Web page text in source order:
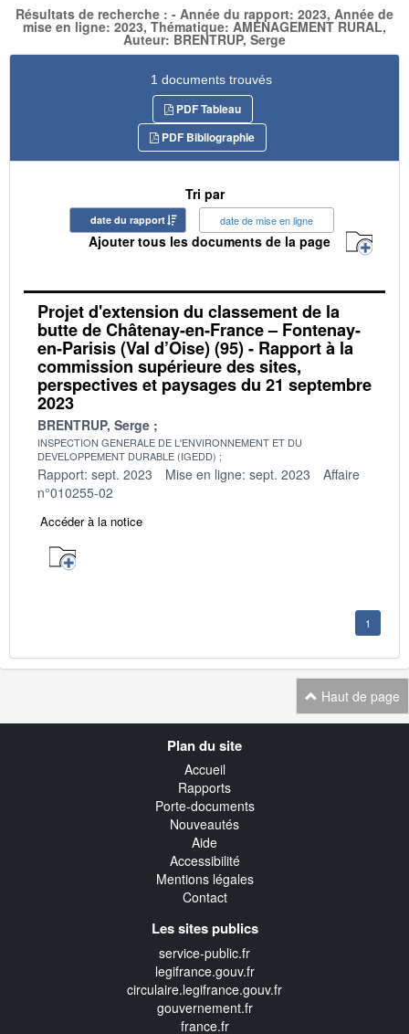
Résultats de recherche : - Année du rapport: 2023, Année de
mise en ligne: 2023, Thématique: AMENAGEMENT RURAL,
Auteur: BRENTRUP, Serge
1 documents trouvés
PDF Tableau
PDF Bibliographie
Tri par
date du rapport date de mise en ligne
Ajouter tous les documents de la page
Projet d'extension du classement de la
butte de Châtenay-en-France – Fontenay-
en-Parisis (Val d’Oise) (95) - Rapport à la
commission supérieure des sites,
perspectives et paysages du 21 septembre
2023
BRENTRUP, Serge
INSPECTION GENERALE DE L'ENVIRONNEMENT ET DU
DEVELOPPEMENT DURABLE (IGEDD)
Rapport: sept. 2023 Mise en ligne: sept. 2023
Affaire
n°010255-02
Accéder à la notice
1
Haut de page
Plan du site
Accueil
Rapports
Porte-documents
Nouveautés
Aide
Accessibilité
Mentions légales
Contact
Les sites publics
service-public.fr
legifrance.gouv.fr
circulaire.legifrance.gouv.fr
gouvernement.fr
france.fr